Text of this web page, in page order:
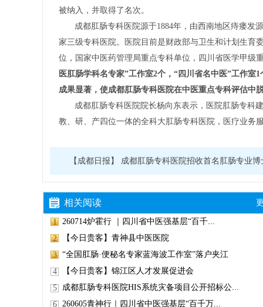
被纳入，并取得了名次。
成都肛肠专科医院源于1884年，由西南地区痔瘘发
家三级专科医院。医院目前是财政部与卫生和计划生育
位，国家中医药管理局重点专科单位，四川省医学甲
医肛肠学科名专家”工作室2个，“四川省名中医”工作
成果显著，使成都肛肠专科医院在中医重点专科评估中
成都肛肠专科医院院长杨向东表示，医院肛肠专科
教、研、产四位一体的全科大肛肠专科医院，医疗业务
【成都日报】 成都肛肠专科医院招收首名肛肠专业
相关阅读
1
260714炉霍行 ｜四川省中医强基层“百千...
2
【今日贵客】青神县中医医院
3
“全国肛肠·便秘名专家蓝海波工作室”落户夹江
4
【今日贵客】锦江区人才发展促进会
5
成都肛肠专科医院HIS系统灾备项目公开招标公...
6
260605青神行｜四川省中医强基层“百千万...